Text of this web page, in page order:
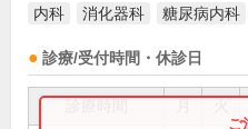
内科 消化器科 糖尿病内科
診療/受付時間・休診日